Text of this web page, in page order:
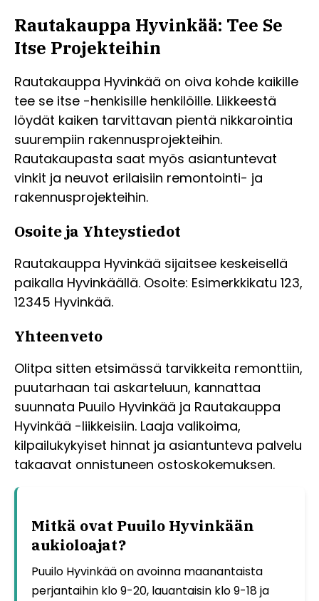
Rautakauppa Hyvinkää: Tee Se
Itse Projekteihin
Rautakauppa Hyvinkää on oiva kohde kaikille
tee se itse -henkisille henkilöille. Liikkeestä
löydät kaiken tarvittavan pientä nikkarointia
suurempiin rakennusprojekteihin.
Rautakaupasta saat myös asiantuntevat
vinkit ja neuvot erilaisiin remontointi- ja
rakennusprojekteihin.
Osoite ja Yhteystiedot
Rautakauppa Hyvinkää sijaitsee keskeisellä
paikalla Hyvinkäällä. Osoite: Esimerkkikatu 123,
12345 Hyvinkää.
Yhteenveto
Olitpa sitten etsimässä tarvikkeita remonttiin,
puutarhaan tai askarteluun, kannattaa
suunnata Puuilo Hyvinkää ja Rautakauppa
Hyvinkää -liikkeisiin. Laaja valikoima,
kilpailukykyiset hinnat ja asiantunteva palvelu
takaavat onnistuneen ostoskokemuksen.
Mitkä ovat Puuilo Hyvinkään
aukioloajat?
Puuilo Hyvinkää on avoinna maanantaista
perjantaihin klo 9-20, lauantaisin klo 9-18 ja